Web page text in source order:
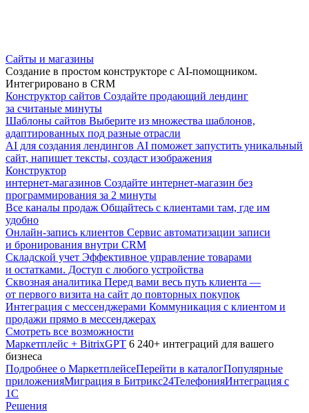
Сайты и магазины
Создание в простом конструкторе с AI-помощником.
Интегрировано в CRM
Конструктор сайтов Создайте продающий лендинг
за считаные минуты
Шаблоны сайтов Выберите из множества шаблонов,
адаптированных под разные отрасли
AI для создания лендингов AI поможет запустить уникальный
сайт, напишет тексты, создаст изображения
Конструктор
интернет-магазинов Создайте интернет-магазин без
программирования за 2 минуты
Все каналы продаж Общайтесь с клиентами там, где им
удобно
Онлайн-запись клиентов Сервис автоматизации записи
и бронирования внутри CRM
Складской учет Эффективное управление товарами
и остатками. Доступ с любого устройства
Сквозная аналитика Перед вами весь путь клиента —
от первого визита на сайт до повторных покупок
Интеграция с мессенджерами Коммуникация с клиентом и
продажи прямо в мессенджерах
Смотреть все возможности
Маркетплейс + BitrixGPT 6 240+ интеграций для вашего
бизнеса
Подробнее о МаркетплейсеПерейти в каталогПопулярные
приложенияМиграция в Битрикс24ТелефонияИнтеграция с
1С
Решения